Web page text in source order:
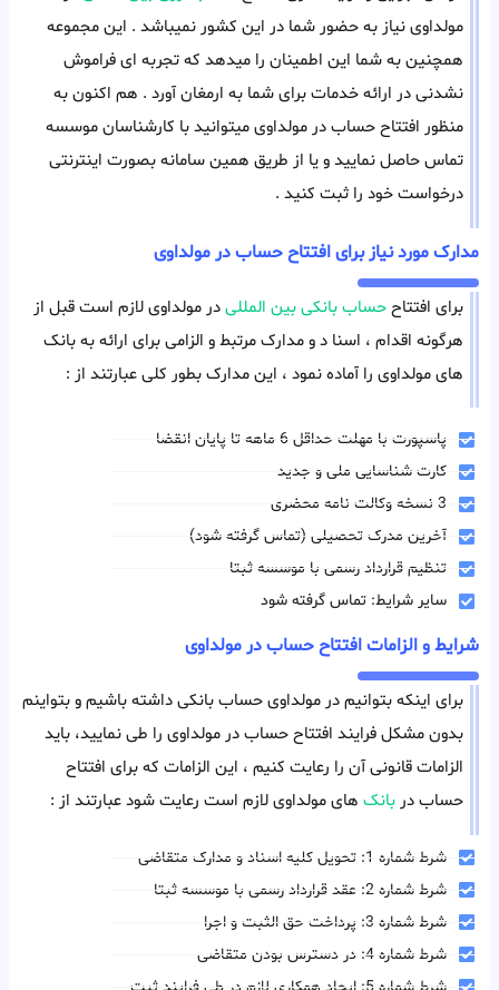
مولداوی نیاز به حضور شما در این کشور نمیباشد . این مجموعه
همچنین به شما این اطمینان را میدهد که تجربه ای فراموش
نشدنی در ارائه خدمات برای شما به ارمغان آورد . هم اکنون به
منظور افتتاح حساب در مولداوی میتوانید با کارشناسان موسسه
تماس حاصل نمایید و یا از طریق همین سامانه بصورت اینترنتی
درخواست خود را ثبت کنید .
مدارک مورد نیاز برای افتتاح حساب در مولداوی
برای افتتاححساب بانکی بین المللیدر مولداوی لازم است قبل از
هرگونه اقدام ، اسنا د و مدارک مرتبط و الزامی برای ارائه به بانک
های مولداوی را آماده نمود ، این مدارک بطور کلی عبارتند از :
پاسپورت با مهلت حداقل 6 ماهه تا پایان انقضا
کارت شناسایی ملی و جدید
3 نسخه وکالت نامه محضری
آخرین مدرک تحصیلی (تماس گرفته شود)
تنظیم قرارداد رسمی با موسسه ثبتا
سایر شرایط: تماس گرفته شود
شرایط و الزامات افتتاح حساب در مولداوی
برای اینکه بتوانیم در مولداوی حساب بانکی داشته باشیم و بتواینم
بدون مشکل فرایند افتتاح حساب در مولداوی را طی نمایید، باید
الزامات قانونی آن را رعایت کنیم ، این الزامات که برای افتتاح
حساب در بانک های مولداوی لازم است رعایت شود عبارتند از :
شرط شماره 1: تحویل کلیه اسناد و مدارک متقاضی
شرط شماره 2: عقد قرارداد رسمی با موسسه ثبتا
شرط شماره 3: پرداخت حق الثبت و اجرا
شرط شماره 4: در دسترس بودن متقاضی